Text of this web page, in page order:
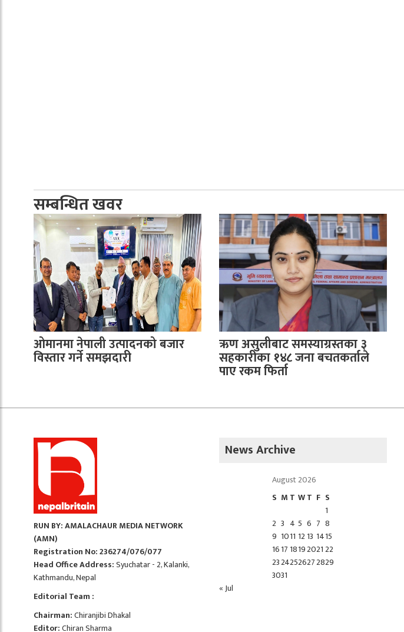
सम्बन्धित खवर
ओमानमा नेपाली उत्पादनको बजार
विस्तार गर्ने समझदारी
ऋण असुलीबाट समस्याग्रस्तका ३
सहकारीका १४८ जना बचतकर्ताले
पाए रकम फिर्ता
RUN BY: AMALACHAUR MEDIA NETWORK
(AMN)
Registration No: 236274/076/077
Head Office Address:Syuchatar - 2, Kalanki,
Kathmandu, Nepal
Editorial Team :
Chairman:Chiranjibi Dhakal
Editor:Chiran Sharma
News Archive
August 2026
S M T WT F S
1
2 3 4 5 6 7 8
9 1011 12 13 1415
1617 1819202122
23242526272829
3031
« Jul